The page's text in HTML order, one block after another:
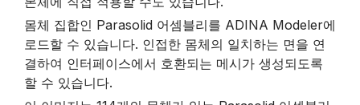
몸체 집합인 Parasolid 어셈블리를 ADINA Modeler에
로드할 수 있습니다. 인접한 몸체의 일치하는 면을 연
결하여 인터페이스에서 호환되는 메시가 생성되도록
할 수 있습니다.